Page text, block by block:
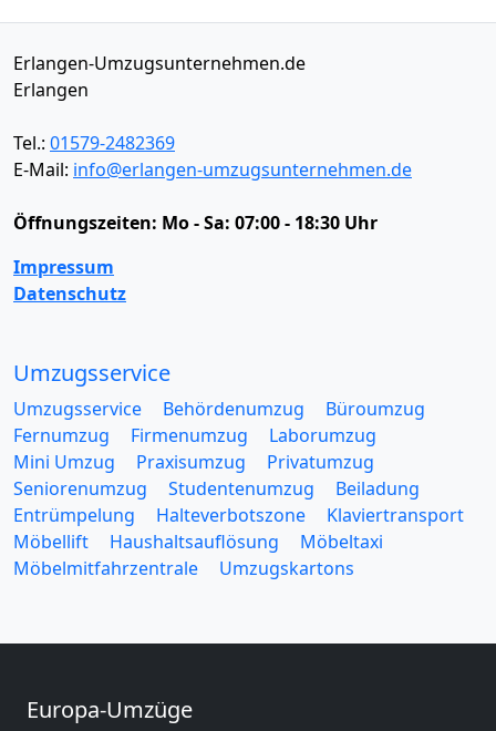
Erlangen-Umzugsunternehmen.de
Erlangen
Tel.: 01579-2482369
E-Mail: info@erlangen-umzugsunternehmen.de
Öffnungszeiten: Mo - Sa: 07:00 - 18:30 Uhr
Impressum
Datenschutz
Umzugsservice
Umzugsservice Behördenumzug
Büroumzug
Fernumzug
Firmenumzug
Laborumzug
Mini Umzug
Praxisumzug
Privatumzug
Seniorenumzug
Studentenumzug
Beiladung
Entrümpelung
Halteverbotszone
Klaviertransport
Möbellift
Haushaltsauflösung
Möbeltaxi
Möbelmitfahrzentrale
Umzugskartons
Europa-Umzüge